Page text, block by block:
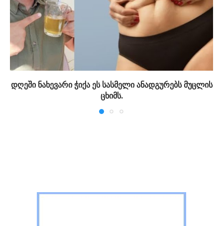
დღეში ნახევარი ჭიქა ეს სასმელი ანადგურებს მუცლის
ცხიმს.